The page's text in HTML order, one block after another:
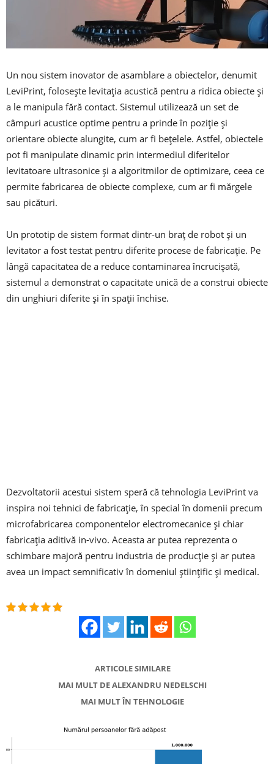
Un nou sistem inovator de asamblare a obiectelor, denumit
LeviPrint, folosește levitația acustică pentru a ridica obiecte și
a le manipula fără contact. Sistemul utilizează un set de
câmpuri acustice optime pentru a prinde în poziție și
orientare obiecte alungite, cum ar fi bețelele. Astfel, obiectele
pot fi manipulate dinamic prin intermediul diferitelor
levitatoare ultrasonice și a algoritmilor de optimizare, ceea ce
permite fabricarea de obiecte complexe, cum ar fi mărgele
sau picături.
Un prototip de sistem format dintr-un braț de robot și un
levitator a fost testat pentru diferite procese de fabricație. Pe
lângă capacitatea de a reduce contaminarea încrucișată,
sistemul a demonstrat o capacitate unică de a construi obiecte
din unghiuri diferite și în spații închise.
Dezvoltatorii acestui sistem speră că tehnologia LeviPrint va
inspira noi tehnici de fabricație, în special în domenii precum
microfabricarea componentelor electromecanice și chiar
fabricația aditivă in-vivo. Aceasta ar putea reprezenta o
schimbare majoră pentru industria de producție și ar putea
avea un impact semnificativ în domeniul științific și medical.
ARTICOLE SIMILARE
MAI MULT DE ALEXANDRU NEDELSCHI
MAI MULT ÎN TEHNOLOGIE